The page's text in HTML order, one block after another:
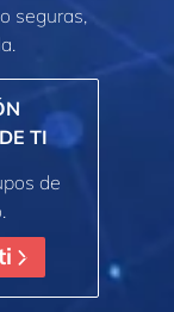
seguras,
TI
de